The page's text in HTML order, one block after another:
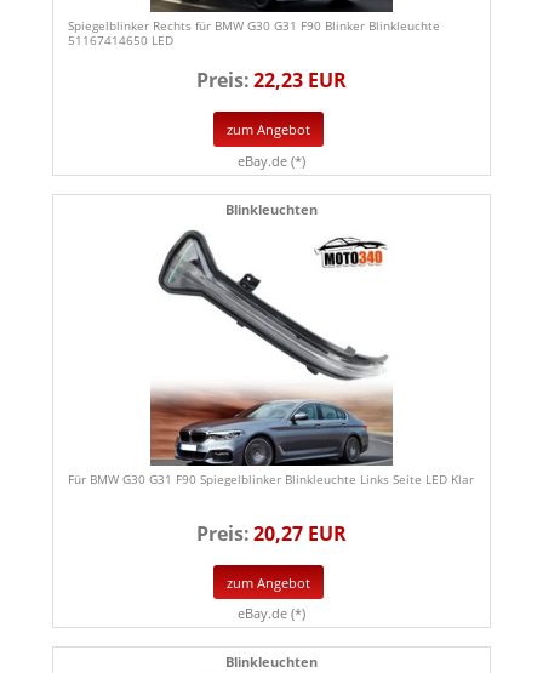
Spiegelblinker Rechts für BMW G30 G31 F90 Blinker Blinkleuchte
51167414650 LED
Preis:22,23 EUR
zum Angebot
eBay.de (*)
Blinkleuchten
Für BMW G30 G31 F90 Spiegelblinker Blinkleuchte Links Seite LED Klar
Preis:20,27 EUR
zum Angebot
eBay.de (*)
Blinkleuchten